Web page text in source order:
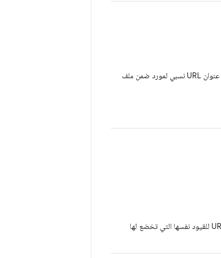
يمكن أن تكون عناوين URL عبارة عن عنوان URL للبيانات أو عنوان URL لكائن ثنائي كبير أو عنوان URL نسبي لمورد ضمن ملف